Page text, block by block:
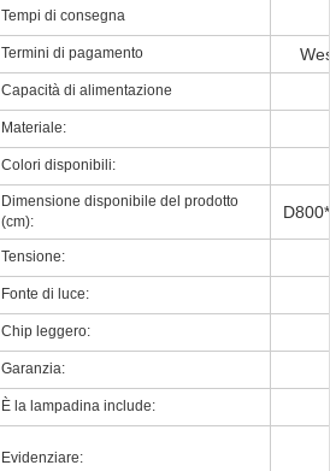
Tempi di consegna
Termini di pagamento
Capacità di alimentazione
Materiale:
Colori disponibili:
Dimensione disponibile del prodotto
(cm):
Tensione:
Fonte di luce:
Chip leggero:
Garanzia:
È la lampadina include:
Evidenziare: